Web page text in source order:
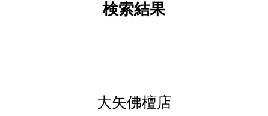
検索結果
大矢佛檀店